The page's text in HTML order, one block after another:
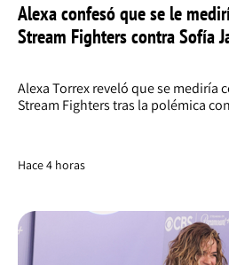
Alexa confesó que se le
Stream Fighters contra Sofía
Alexa Torrex reveló que se mediría
Stream Fighters tras la polémica
Hace 4 horas